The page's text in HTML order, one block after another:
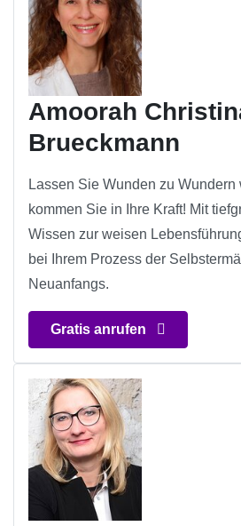
Amoorah
Brueckmann
Lassen Sie Wunden zu Wundern
kommen Sie in Ihre Kraft! Mit
Wissen zur weisen
bei Ihrem Prozess der
Neuanfangs.
Gratis anrufen